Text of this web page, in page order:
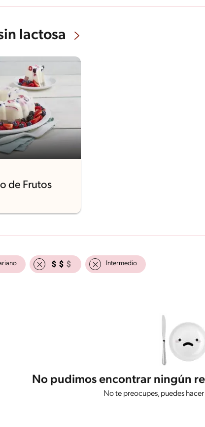
lactosa
de Frutos
Intermedio
No pudimos encontrar ningún
No te preocupes, puedes